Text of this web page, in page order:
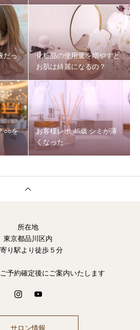
だっ
化粧品の使用量を増やすと
お肌は綺麗になるの？
○○を
お客様レポ 46歳 シミが薄
くなった
所在地
東京都品川区内
り駅より徒歩５分
予約確定後にご案内いたします
サロン情報